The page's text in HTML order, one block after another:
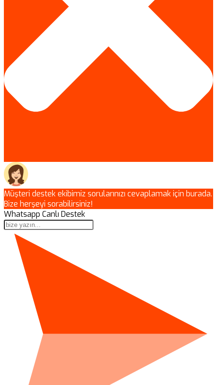
Müşteri destek ekibimiz sorularınızı cevaplamak için burada.
Bize herşeyi sorabilirsiniz!
Whatsapp Canlı Destek